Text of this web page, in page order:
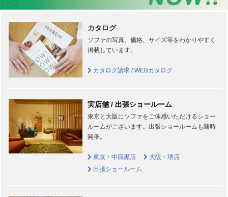
カタログ
ソファの写真、価格、サイズ等をわかりやすく
掲載しています。
カタログ請求 / WEBカタログ
実店舗 / 出張ショールーム
東京と大阪にソファをご体感いただけるショー
ルームがございます。出張ショールームも随時
開催。
東京・中目黒店
大阪・堺店
出張ショールーム